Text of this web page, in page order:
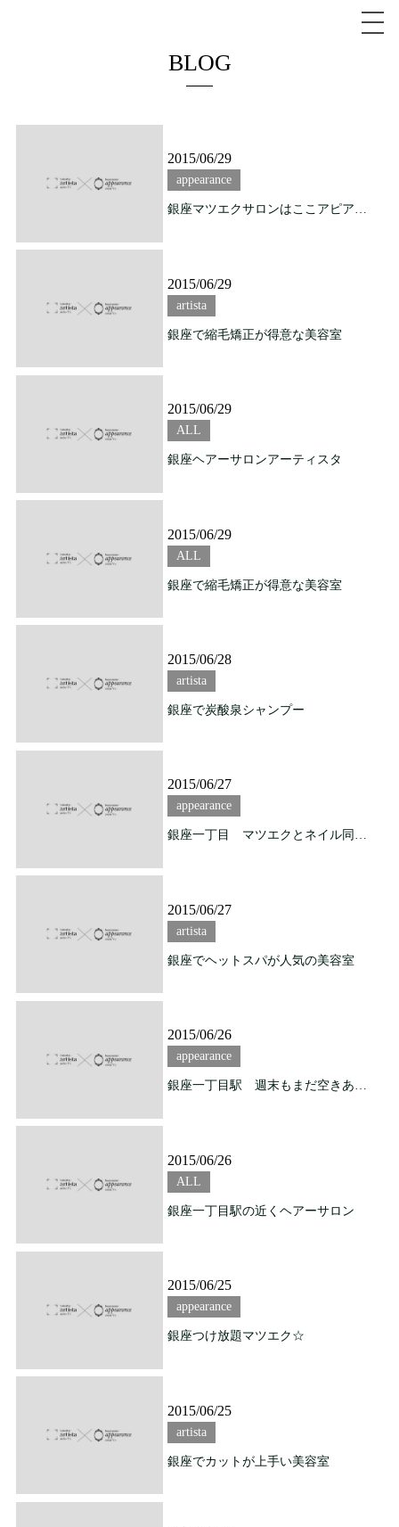
BLOG
2015/06/29
appearance
銀座マツエクサロンはここアピアランス！
2015/06/29
artista
銀座で縮毛矯正が得意な美容室
2015/06/29
ALL
銀座ヘアーサロンアーティスタ
2015/06/29
ALL
銀座で縮毛矯正が得意な美容室
2015/06/28
artista
銀座で炭酸泉シャンプー
2015/06/27
appearance
銀座一丁目 マツエクとネイル同時ＯＫ
2015/06/27
artista
銀座でヘットスパが人気の美容室
2015/06/26
appearance
銀座一丁目駅 週末もまだ空きあります
2015/06/26
ALL
銀座一丁目駅の近くヘアーサロン
2015/06/25
appearance
銀座つけ放題マツエク☆
2015/06/25
artista
銀座でカットが上手い美容室